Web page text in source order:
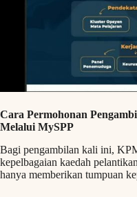
Cara Permohonan
Melalui MySPP
Bagi pengambilan kali ini,
kepelbagaian kaedah
hanya memberikan tumpuan